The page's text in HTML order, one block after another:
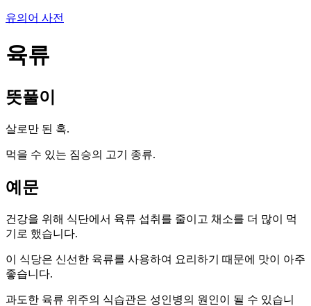
유의어 사전
육류
뜻풀이
살로만 된 혹.
먹을 수 있는 짐승의 고기 종류.
예문
건강을 위해 식단에서 육류 섭취를 줄이고 채소를 더 많이 먹
기로 했습니다.
이 식당은 신선한 육류를 사용하여 요리하기 때문에 맛이 아주
좋습니다.
과도한 육류 위주의 식습관은 성인병의 원인이 될 수 있습니